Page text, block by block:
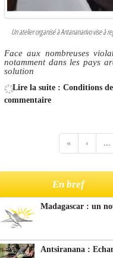
Un atelier organisé à Antananarivo vise à
Face aux nombreuses
notamment dans les pays
solution
Lire la suite : Conditions
commentaire
« ‹ ...
En bref
Madagascar : un
Antsiranana :